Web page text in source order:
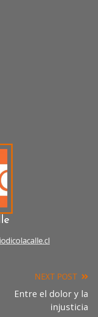
NEXT POST
Entre el dolor y la
injusticia